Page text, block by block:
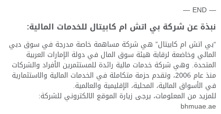
— END —
نبذة عن شركة بي اتش ام كابيتال للخدمات المالية:
“بي اتش ام كابيتال” هي شركة مساهمة خاصة مدرجة في سوق دبي
المالي وخاضعة لرقابة هيئة سوق المال في دولة الإمارات العربية
المتحدة. وهي شركة خدمات مالية رائدة للمستثمرين الأفراد والشركات
منذ عام 2006، وتقدم حزمة متكاملة في الخدمات المالية والاستثمارية
في الأسواق المالية، المحلية، الإقليمية والعالمية.
للمزيد من المعلومات، يرجى زيارة الموقع الالكتروني للشركة:
bhmuae.ae